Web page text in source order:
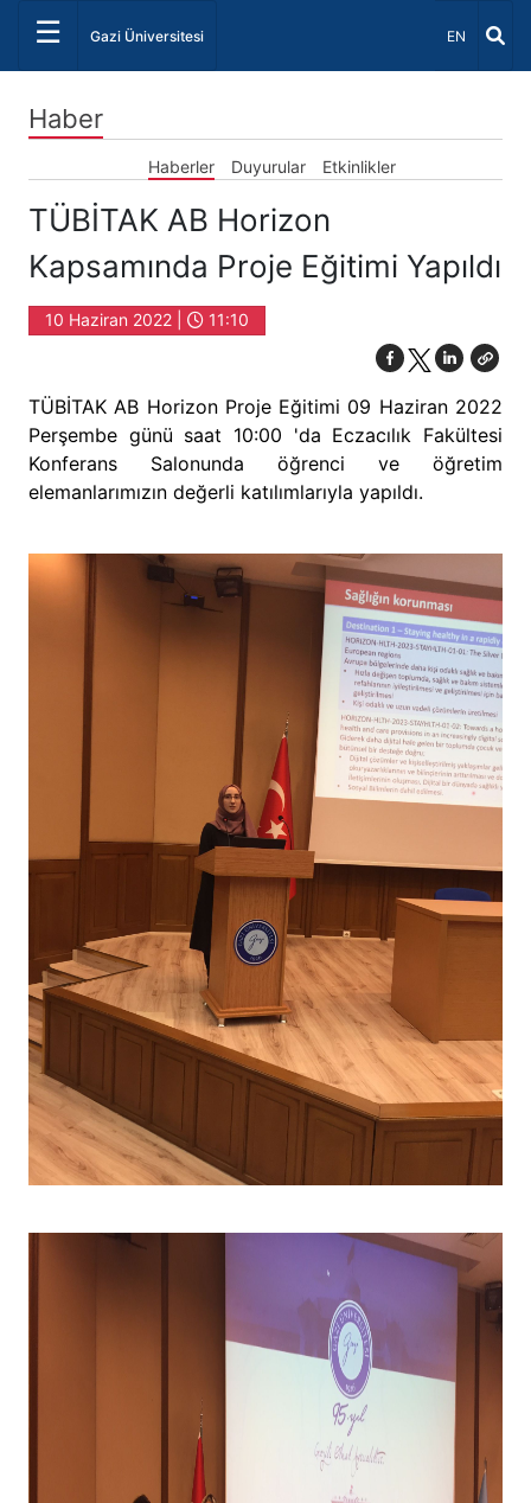
☰ Gazi Üniversitesi Dil Seçiniz
EN
Haber
Haberler Duyurular Etkinlikler
TÜBİTAK AB Horizon
Kapsamında Proje Eğitimi Yapıldı
10 Haziran 2022 | 11:10
TÜBİTAK AB Horizon Proje Eğitimi 09 Haziran 2022
Perşembe günü saat 10:00 'da Eczacılık Fakültesi
Konferans Salonunda öğrenci ve öğretim
elemanlarımızın değerli katılımlarıyla yapıldı.